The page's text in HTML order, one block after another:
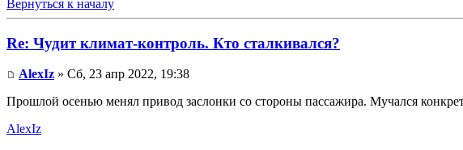
Вернуться к началу
Re: Чудит климат-контроль. Кто сталкивался?
AlexIz » Сб, 23 апр 2022, 19:38
Прошлой осенью менял привод заслонки со стороны пассажира. Мучался
AlexIz